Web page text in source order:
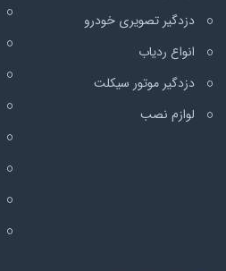
دزدگیر تصویری خودرو
انواع ردیاب
دزدگیر موتور سیکلت
لوازم نصب